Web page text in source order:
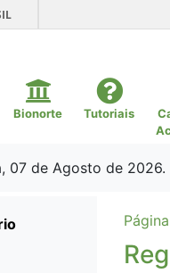
Bionorte Tutoriais
07 de Agosto de 2026.